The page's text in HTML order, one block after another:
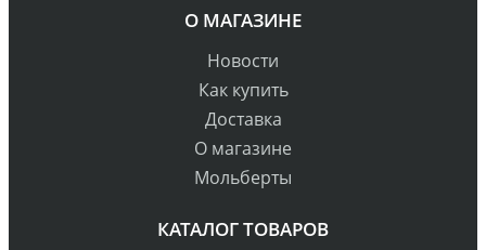
О МАГАЗИНЕ
Новости
Как купить
Доставка
О магазине
Мольберты
КАТАЛОГ ТОВАРОВ